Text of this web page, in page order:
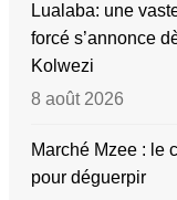
Lualaba: une
forcé s’annonce
Kolwezi
8 août 2026
Marché Mzee : le
pour déguerpir